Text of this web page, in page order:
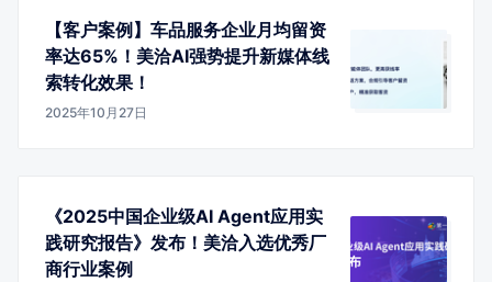
【客户案例】车品服务企业月均留资
率达65%！美洽AI强势提升新媒体线
索转化效果！
2025年10月27日
《2025中国企业级AI Agent应用实
践研究报告》发布！美洽入选优秀厂
商行业案例